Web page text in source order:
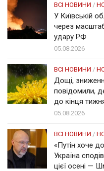
ВСІ НОВИНИ /
У Київській
через
удару РФ
05.08.2026
ВСІ НОВИНИ /
Дощі,
повідомили,
до кінця
05.08.2026
ВСІ НОВИНИ /
«Путін хоче
Україна
цієї осені —